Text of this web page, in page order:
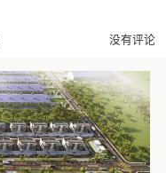
没有评论